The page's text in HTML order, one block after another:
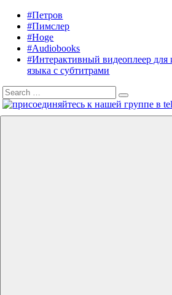
content
Listening
English
Audiobooks
English,
Petrov
English
#Петров
#Пимслер
#Hoge
#Audiobooks
#Интерактивный видеоплеер для
языка с субтитрами
Search
for:
Search